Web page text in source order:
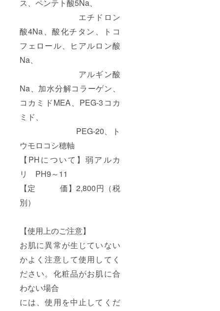
ス、ペンテト酸5Na、
エチドロン
酸4Na、酸化チタン、トコ
フェロール、ヒアルロン酸
Na、
アルギン酸
Na、加水分解コラーゲン、
コカミドMEA、PEG-3コカ
ミド、
PEG-20、ト
ウモロコシ穂軸
【PHについて】弱アルカ
リ PH9～11
【定 価】2,800円（税
別）
【使用上のご注意】
お肌に異常が生じていない
かよく注意して使用してく
ださい。化粧品がお肌に合
わない場合
には、使用を中止してくだ